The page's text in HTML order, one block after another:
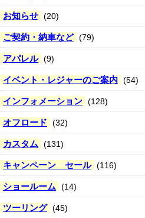
お知らせ (20)
ご契約・納車など (79)
アパレル (9)
イベント・レジャーのご案内 (54)
インフォメーション (128)
オフロード (32)
カスタム (131)
キャンペーン セール (116)
ショールーム (14)
ツーリング (45)